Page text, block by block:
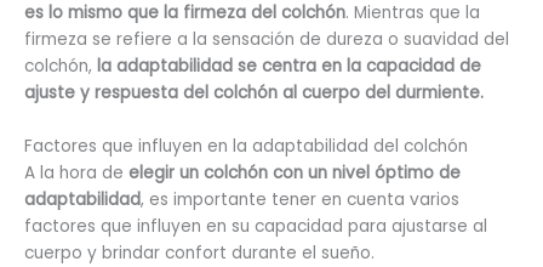
es lo mismo que la firmeza del colchón. Mientras que la
firmeza se refiere a la sensación de dureza o suavidad del
colchón, la adaptabilidad se centra en la capacidad de
ajuste y respuesta del colchón al cuerpo del durmiente.
Factores que influyen en la adaptabilidad del colchón
A la hora de elegir un colchón con un nivel óptimo de
adaptabilidad, es importante tener en cuenta varios
factores que influyen en su capacidad para ajustarse al
cuerpo y brindar confort durante el sueño.